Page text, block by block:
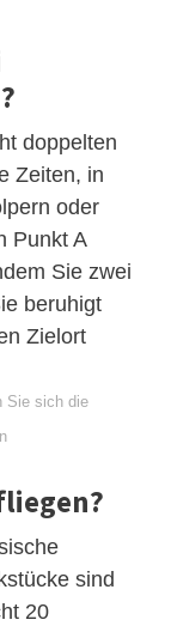
doppelten
Zeiten, in
oder
Punkt A
Sie zwei
beruhigt
Zielort
Sie sich die
sind
20